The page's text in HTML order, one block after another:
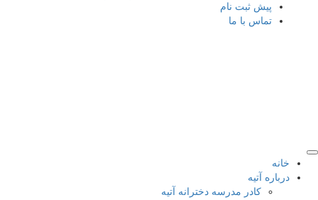
پیش ثبت نام
تماس با ما
خانه
درباره آتیه
کادر مدرسه دخترانه آتیه